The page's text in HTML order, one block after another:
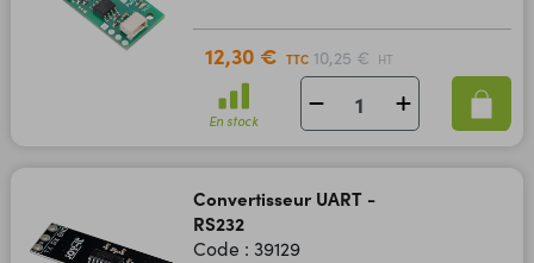
12,30 € TTC 10,25 € HT
En stock
Convertisseur UART -
RS232
Code : 39129